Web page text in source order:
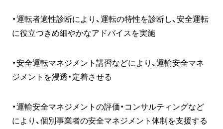
・運転者適性診断により、運転の特性を診断し、安全運転
に役立つきめ細やかなアドバイスを実施
・安全運転マネジメント講習などにより、運輸安全マネ
ジメントを浸透・定着させる
・運輸安全マネジメントの評価・コンサルティングなど
により、個別事業者の安全マネジメント体制を支援する